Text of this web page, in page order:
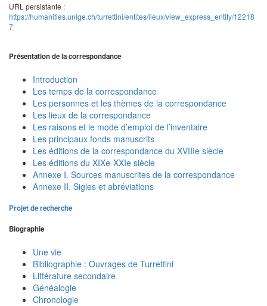
URL persistante :
https://humanities.unige.ch/turrettini/entites/lieux/view_express_entity/12218
7
Présentation de la correspondance
Introduction
Les temps de la correspondance
Les personnes et les thèmes de la correspondance
Les lieux de la correspondance
Les raisons et le mode d’emploi de l’inventaire
Les principaux fonds manuscrits
Les éditions de la correspondance du XVIIIe siècle
Les éditions du XIXe-XXIe siècle
Annexe I. Sources manuscrites de la correspondance
Annexe II. Sigles et abréviations
Projet de recherche
Biographie
Une vie
Bibliographie : Ouvrages de Turrettini
Littérature secondaire
Généalogie
Chronologie